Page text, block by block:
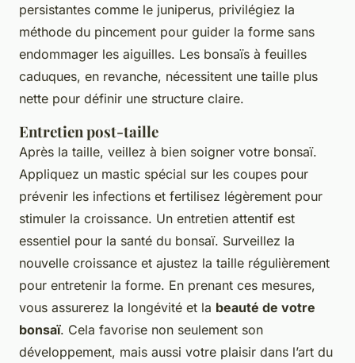
persistantes comme le juniperus, privilégiez la
méthode du pincement pour guider la forme sans
endommager les aiguilles. Les bonsaïs à feuilles
caduques, en revanche, nécessitent une taille plus
nette pour définir une structure claire.
Entretien post-taille
Après la taille, veillez à bien soigner votre bonsaï.
Appliquez un mastic spécial sur les coupes pour
prévenir les infections et fertilisez légèrement pour
stimuler la croissance. Un entretien attentif est
essentiel pour la santé du bonsaï. Surveillez la
nouvelle croissance et ajustez la taille régulièrement
pour entretenir la forme. En prenant ces mesures,
vous assurerez la longévité et la beauté de votre
bonsaï. Cela favorise non seulement son
développement, mais aussi votre plaisir dans l’art du